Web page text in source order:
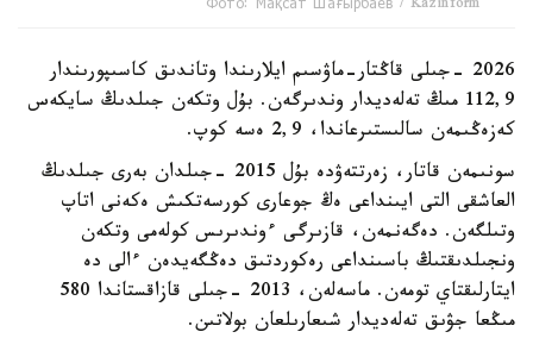
Фото: Мақсат Шағырбаев / Kazinform
2026 -جىلى قاڭتار-ماۋسىم ايلارىندا وتاندىق كاسىپورىندار
112,9 مىڭ تەلەديدار وندىرگەن. بۇل وتكەن جىلدىڭ سايكەس
كەزەڭىمەن سالىستىرعاندا، 2,9 ەسە كوپ.
سونىمەن قاتار، زەرتتەۋدە بۇل 2015 -جىلدان بەرى جىلدىڭ
العاشقى التى ايىنداعى ەڭ جوعارى كورسەتكىش ەكەنى اتاپ
وتىلگەن. دەگەنمەن، قازىرگى ءوندىرىس كولەمى وتكەن
ونجىلدىقتىڭ باسىنداعى رەكوردتىق دەڭگەيدەن ءالى دە
ايتارلىقتاي تومەن. ماسەلەن، 2013 -جىلى قازاقستاندا 580
مىڭعا جۋىق تەلەديدار شىعارىلعان بولاتىن.